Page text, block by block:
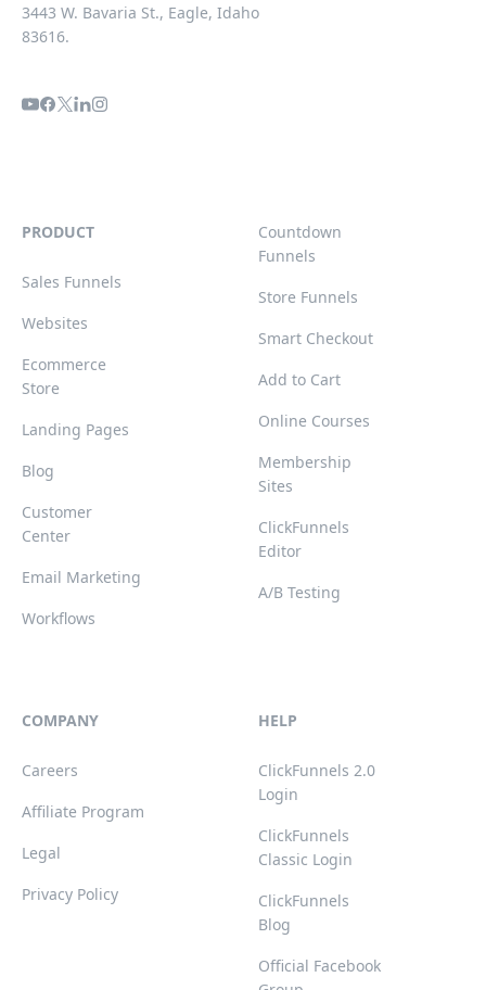
3443 W. Bavaria St., Eagle, Idaho
83616.
PRODUCT
Sales Funnels
Websites
Ecommerce
Store
Landing Pages
Blog
Customer
Center
Email Marketing
Workflows
Countdown
Funnels
Store Funnels
Smart Checkout
Add to Cart
Online Courses
Membership
Sites
ClickFunnels
Editor
A/B Testing
COMPANY
Careers
Affiliate Program
Legal
Privacy Policy
HELP
ClickFunnels 2.0
Login
ClickFunnels
Classic Login
ClickFunnels
Blog
Official Facebook